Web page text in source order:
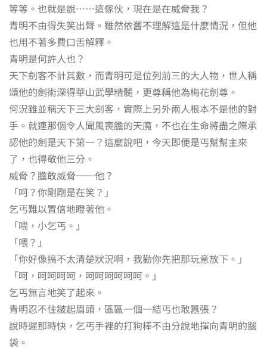
等等。也就是說⋯⋯這傢伙，現在是在威脅我？
青明不由得失笑出聲。雖然依舊不理解這是什麼情況，但他
也用不著多費口舌解釋。
青明是何許人也？
天下劍客不計其數，而青明可是位列前三的大人物，世人稱
頌他的劍術深得華山武學精髓，更尊稱他為梅花劍尊。
何況雖並稱天下三大劍客，實際上另外兩人根本不是他的對
手。就連那個令人聞風喪膽的天魔，不也在生命將盡之際承
認他的劍是天下第一？這麼說吧，今天即便是丐幫幫主來
了，也得敬他三分。
威脅？膽敢威脅──他？
「呵？你剛剛是在笑？」
乞丐難以置信地瞪著他。
「喂，小乞丐。」
「喂？」
「你好像搞不太清楚狀況啊，我勸你先把那玩意放下。」
「呵，呵呵呵呵，呵呵呵呵呵呵。」
乞丐無言地笑了起來。
青明忍不住皺起眉頭，區區一個一結丐也敢囂張？
說時遲那時快，乞丐手裡的打狗棒不由分說地揮向青明的腦
袋。